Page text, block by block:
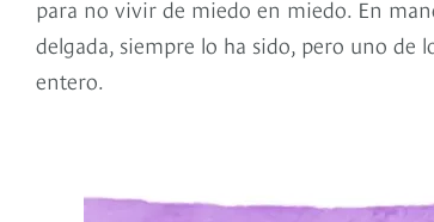
para no vivir de miedo en miedo. En
delgada, siempre lo ha sido, pero uno de
entero.